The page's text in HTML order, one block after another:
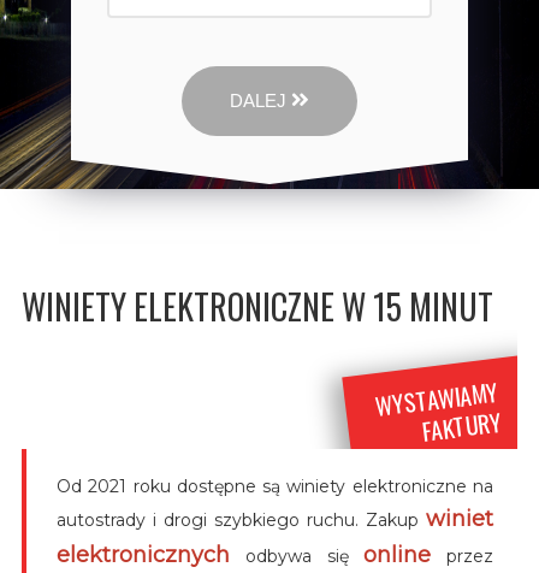
DALEJ
WINIETY ELEKTRONICZNE W 15 MINUT
WYSTAWIAMY
FAKTURY
Od 2021 roku dostępne są winiety elektroniczne na
autostrady i drogi szybkiego ruchu. Zakupwiniet
elektronicznych odbywa sięonline przez